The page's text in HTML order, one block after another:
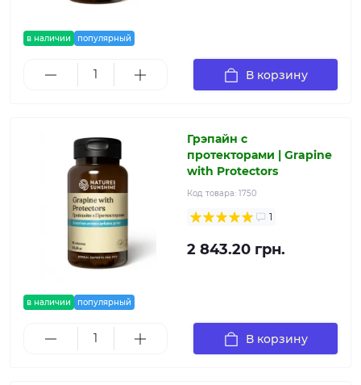
в наличии популярный
В корзину
в наличии популярный
Грэпайн с
протекторами | Grapine
with Protectors
Код товара: 1750
1
2 843.20 грн.
В корзину